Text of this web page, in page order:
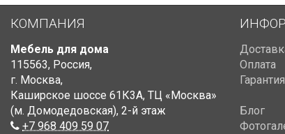
КОМПАНИЯ
Мебель для дома
115563, Россия,
г. Москва,
Каширское шоссе 61К3А, ТЦ «Москва»
(м. Домодедовская), 2-й этаж
+7 968 409 59 07
Оплата
Гарантия
Блог